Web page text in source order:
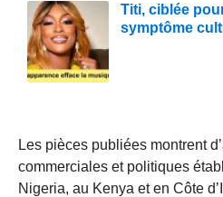
Titi, ciblée
symptôme
Les pièces publiées montrent
commerciales et politiques
Nigeria, au Kenya et en Côte